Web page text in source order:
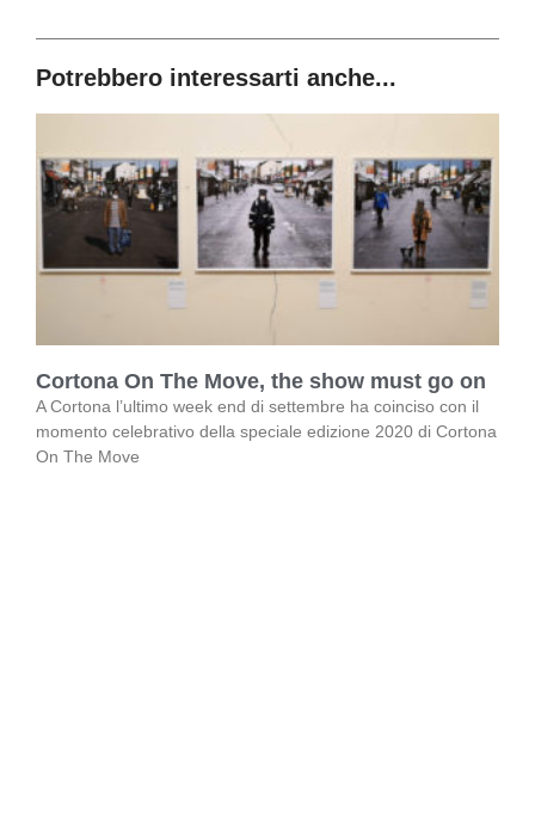
Potrebbero interessarti anche...
Cortona On The Move, the show must go on
A Cortona l’ultimo week end di settembre ha coinciso con il
momento celebrativo della speciale edizione 2020 di Cortona
On The Move